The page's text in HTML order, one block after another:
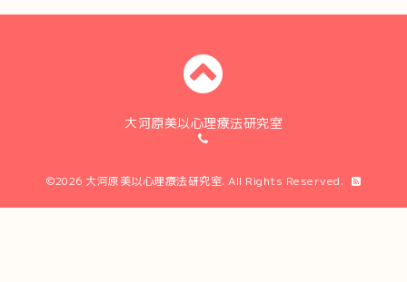
大河原美以心理療法研究室
©2026 大河原美以心理療法研究室. All Rights Reserved.